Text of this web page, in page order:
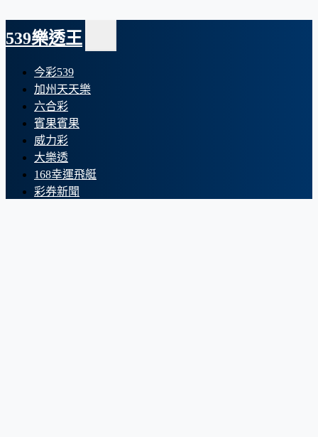
539樂透王
今彩539
加州天天樂
六合彩
賓果賓果
威力彩
大樂透
168幸運飛艇
彩券新聞